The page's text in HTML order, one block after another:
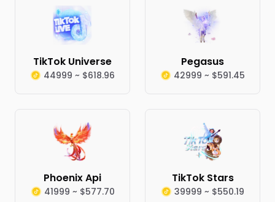
TikTok Universe
44999 ~ $618.96
Pegasus
42999 ~ $591.45
Phoenix Api
41999 ~ $577.70
TikTok Stars
39999 ~ $550.19